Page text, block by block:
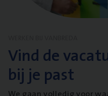
Vind de
bij je past